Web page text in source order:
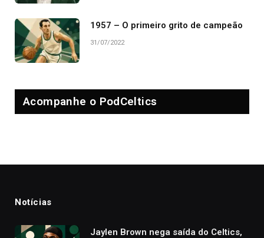
1957 – O primeiro grito de campeão
31/07/2022
Acompanhe o PodCeltics
Notícias
Jaylen Brown nega saída do Celtics,